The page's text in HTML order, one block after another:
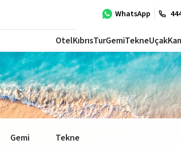
WhatsApp
OtelKıbrısTurGemiTekneUçak
Gemi Tekne